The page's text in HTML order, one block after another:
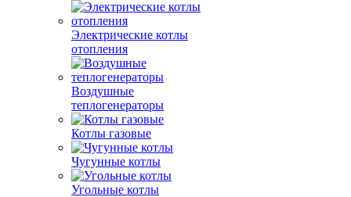
Электрические котлы
отопления
Воздушные
теплогенераторы
Котлы газовые
Чугунные котлы
Угольные котлы